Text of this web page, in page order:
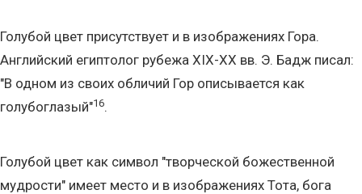
Голубой цвет присутствует и в изображениях Гора.
Английский египтолог рубежа XIX-XX вв. Э. Бадж писал:
"В одном из своих обличий Гор описывается как
голубоглазый"16.
Голубой цвет как символ "творческой божественной
мудрости" имеет место и в изображениях Тота, бога